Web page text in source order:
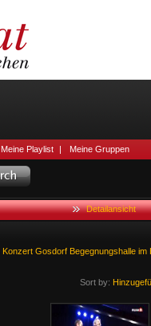
Meine Playlist | Meine Gruppen
Detailansicht
Konzert Gosdorf Begegnungshalle im
Sort by: